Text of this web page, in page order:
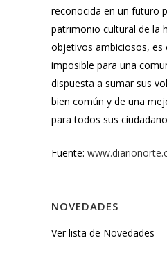
reconocida en un futuro
patrimonio cultural de la
objetivos ambiciosos, es
imposible para una
dispuesta a sumar sus
bien común y de una
para todos sus
Fuente:
NOVEDADES
Ver lista de Novedades